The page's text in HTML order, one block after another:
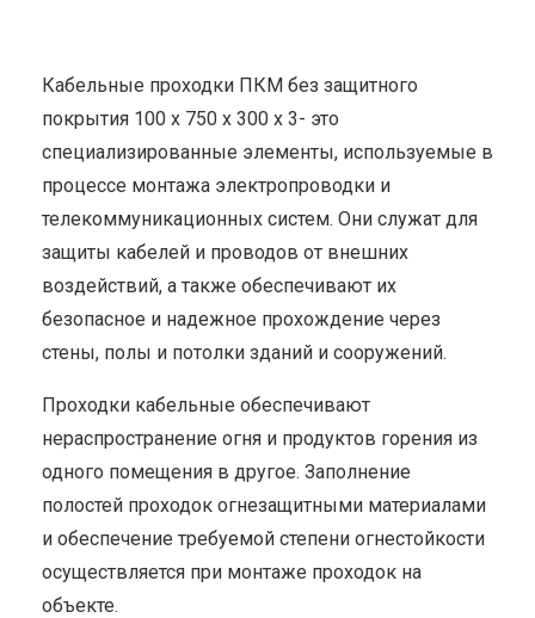
Кабельные проходки ПКМ без защитного
покрытия 100 x 750 x 300 x 3- это
специализированные элементы, используемые в
процессе монтажа электропроводки и
телекоммуникационных систем. Они служат для
защиты кабелей и проводов от внешних
воздействий, а также обеспечивают их
безопасное и надежное прохождение через
стены, полы и потолки зданий и сооружений.
Проходки кабельные обеспечивают
нераспространение огня и продуктов горения из
одного помещения в другое. Заполнение
полостей проходок огнезащитными материалами
и обеспечение требуемой степени огнестойкости
осуществляется при монтаже проходок на
объекте.